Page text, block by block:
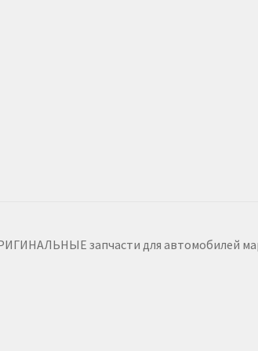
запчасти для автомобилей